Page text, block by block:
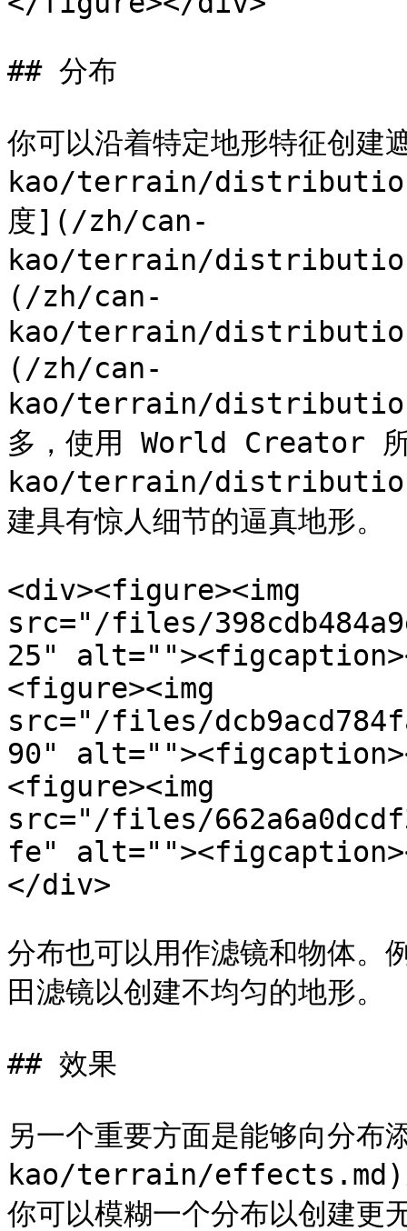
## 分布
你可以沿着特定地形特征创
kao/terrain/
度](/zh/can-
kao/terrain/
(/zh/can-
kao/terrain/
(/zh/can-
kao/terrain/
多，使用 World Creator
kao/terrain/
建具有惊人细节的逼真地形。
<div><figure><img
src="/files/
25"
<figure><img
src="/files/
90"
<figure><img
src="/files/
fe"
</div>
分布也可以用作滤镜和物体。
田滤镜以创建不均匀的地形。
## 效果
另一个重要方面是能够向
kao/terrain/effects.md)以
你可以模糊一个分布以创建更